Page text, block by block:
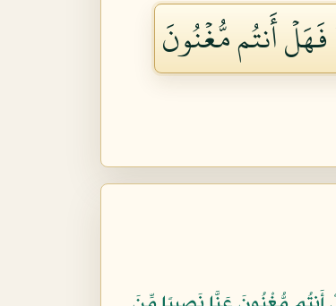
أَنتُم مُّغۡنُونَ